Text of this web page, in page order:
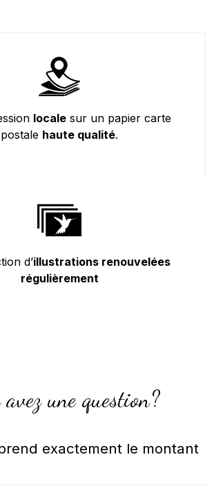
localesur un papier carte
postale haute qualité.
d’illustrations renouvelées
régulièrement
une question?
exactement le montant